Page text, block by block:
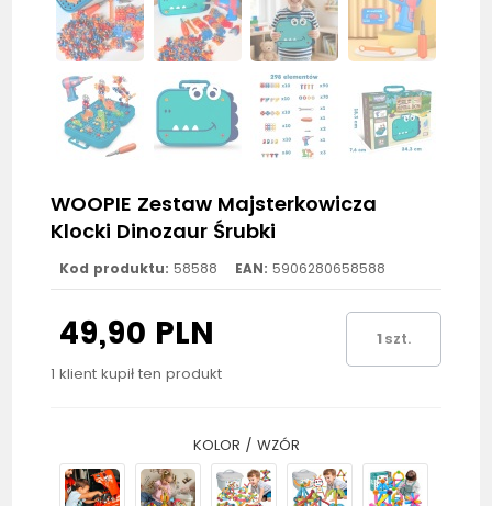
WOOPIE Zestaw Majsterkowicza
Klocki Dinozaur Śrubki
Kod produktu: 58588 EAN: 5906280658588
49,90 PLN
1 klient kupił ten produkt
szt.
KOLOR / WZÓR